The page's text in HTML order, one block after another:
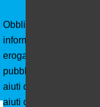
Obblighi
informativi per le
erogazioni
pubbliche: Gli
aiuti di Stato e gli
aiuti de minimis